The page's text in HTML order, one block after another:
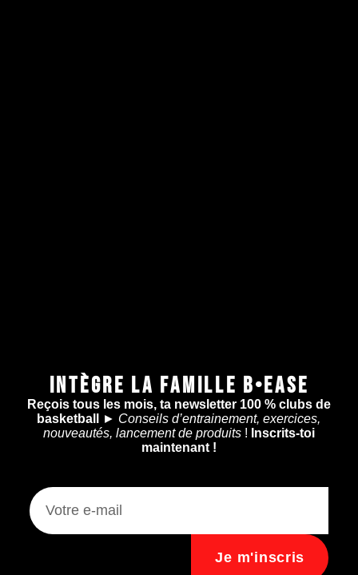
INTÈGRE LA FAMILLE B•EASE
Reçois tous les mois, ta newsletter 100 % clubs de
basketball
► Conseils d’entrainement, exercices,
nouveautés, lancement de produits! Inscrits-toi
maintenant !
Je m'inscris